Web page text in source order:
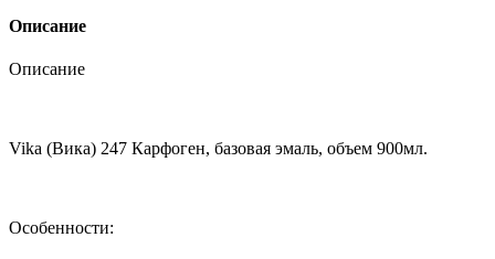
Описание
Описание
Vika (Вика) 247 Карфоген, базовая эмаль, объем 900мл.
Особенности: